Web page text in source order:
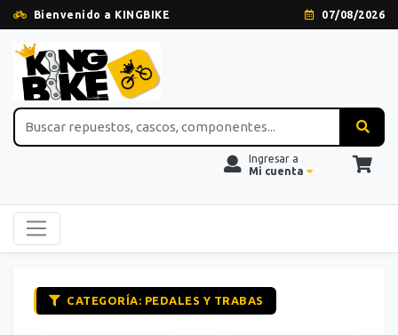
Bienvenido a KINGBIKE 07/08/2026
Ingresar a
Mi cuenta
CATEGORÍA: PEDALES Y TRABAS